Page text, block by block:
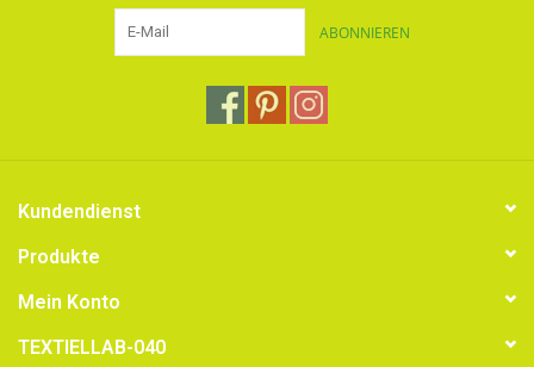
ABONNIEREN
Kundendienst
Produkte
Mein Konto
TEXTIELLAB-040